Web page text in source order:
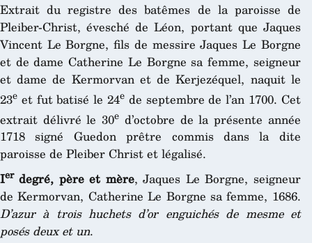
Extrait du registre des batêmes de la paroisse de
Pleiber-Christ, évesché de Léon, portant que Jaques
Vincent Le Borgne, fils de messire Jaques Le Borgne
et de dame Catherine Le Borgne sa femme, seigneur
et dame de Kermorvan et de Kerjezéquel, naquit le
23e et fut batisé le 24e de septembre de l’an 1700. Cet
extrait délivré le 30e d’octobre de la présente année
1718 signé Guedon prêtre commis dans la dite
paroisse de Pleiber Christ et légalisé.
Ierdegré, père et mère, Jaques Le Borgne, seigneur
de Kermorvan, Catherine Le Borgne sa femme, 1686.
D’azur à trois huchets d’or enguichés de mesme et
posés deux et un.